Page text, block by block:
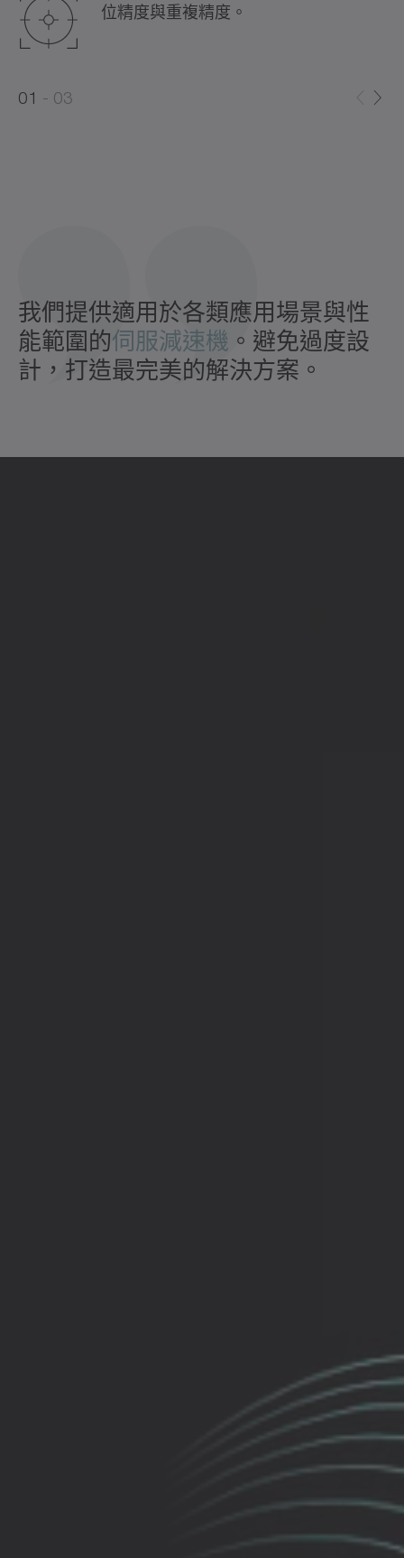
位精度與重複精度。
01
03
我們提供適用於各類應用場景與性
能範圍的伺服減速機 。避免過度設
計，打造最完美的解決方案。